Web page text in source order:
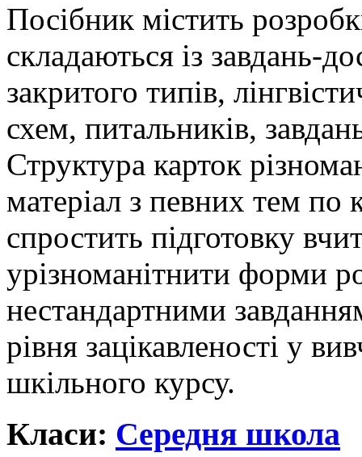
Посібник містить
складаються із завдань-
закритого типів,
схем, питальників,
Структура карток
матеріал з певних тем по
спростить підготовку
урізноманітнити форми
нестандартними
рівня зацікавленості у
шкільного курсу.
Класи: Середня школа